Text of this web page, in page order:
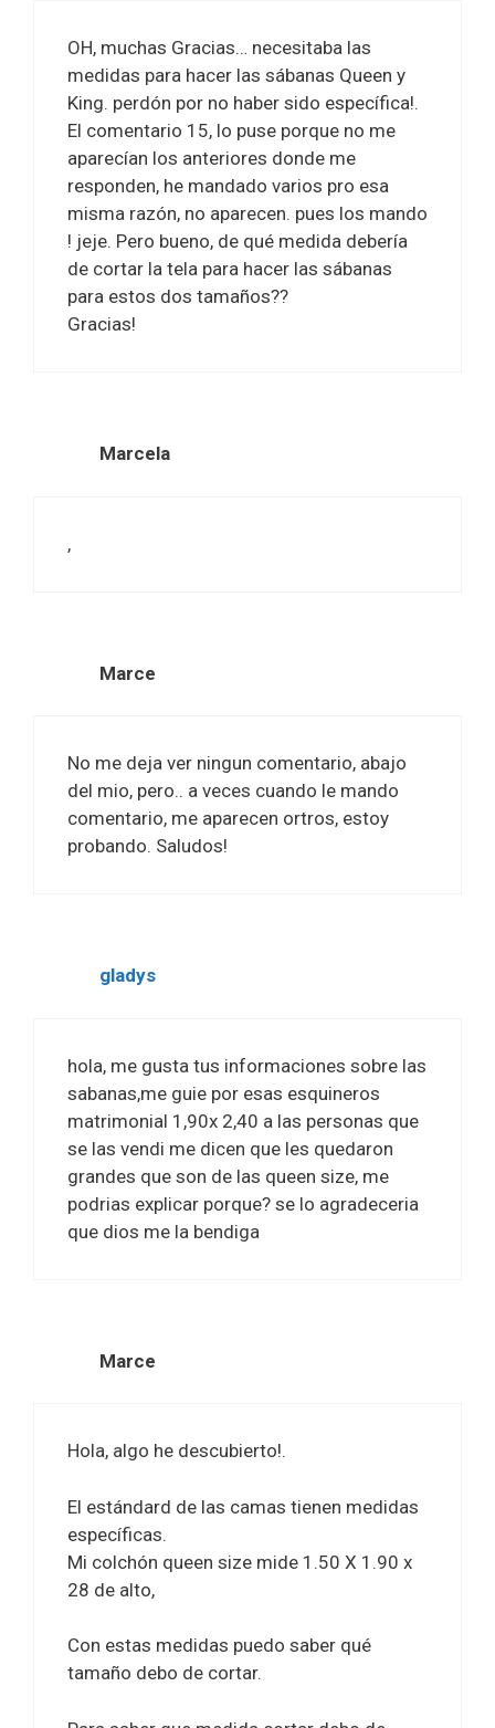
OH, muchas Gracias… necesitaba las
medidas para hacer las sábanas Queen y
King. perdón por no haber sido específica!.
El comentario 15, lo puse porque no me
aparecían los anteriores donde me
responden, he mandado varios pro esa
misma razón, no aparecen. pues los mando
! jeje. Pero bueno, de qué medida debería
de cortar la tela para hacer las sábanas
para estos dos tamaños??
Gracias!
Marcela
,
Marce
No me deja ver ningun comentario, abajo
del mio, pero.. a veces cuando le mando
comentario, me aparecen ortros, estoy
probando. Saludos!
gladys
hola, me gusta tus informaciones sobre las
sabanas,me guie por esas esquineros
matrimonial 1,90x 2,40 a las personas que
se las vendi me dicen que les quedaron
grandes que son de las queen size, me
podrias explicar porque? se lo agradeceria
que dios me la bendiga
Marce
Hola, algo he descubierto!.
El estándard de las camas tienen medidas
específicas.
Mi colchón queen size mide 1.50 X 1.90 x
28 de alto,
Con estas medidas puedo saber qué
tamaño debo de cortar.